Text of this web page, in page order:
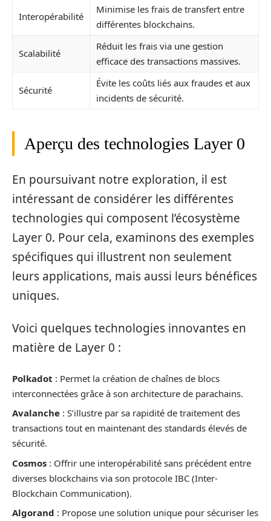
Interopérabilité
Minimise les frais de transfert entre
différentes blockchains.
Scalabilité
Réduit les frais via une gestion
efficace des transactions massives.
Sécurité
Évite les coûts liés aux fraudes et aux
incidents de sécurité.
Aperçu des technologies Layer 0
En poursuivant notre exploration, il est
intéressant de considérer les différentes
technologies qui composent l’écosystème
Layer 0. Pour cela, examinons des exemples
spécifiques qui illustrent non seulement
leurs applications, mais aussi leurs bénéfices
uniques.
Voici quelques technologies innovantes en
matière de Layer 0 :
Polkadot : Permet la création de chaînes de blocs
interconnectées grâce à son architecture de parachains.
Avalanche : S’illustre par sa rapidité de traitement des
transactions tout en maintenant des standards élevés de
sécurité.
Cosmos : Offrir une interopérabilité sans précédent entre
diverses blockchains via son protocole IBC (Inter-
Blockchain Communication).
Algorand : Propose une solution unique pour sécuriser les